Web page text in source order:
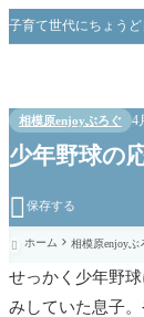
相模原enjoyぶろぐ 4
少年野球の
 保存する
 ホーム 相模原enjoyぶ
せっかく少年野
みしていた息子